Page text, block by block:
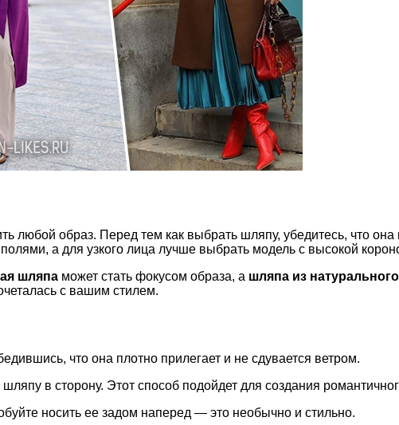
любой образ. Перед тем как выбрать шляпу, убедитесь, что
а для узкого лица лучше выбрать модель с высокой
шляпа может стать фокусом образа, а шляпа из
с вашим стилем.
что она плотно прилегает и не сдувается ветром.
в сторону. Этот способ подойдет для создания
носить ее задом наперед — это необычно и стильно.